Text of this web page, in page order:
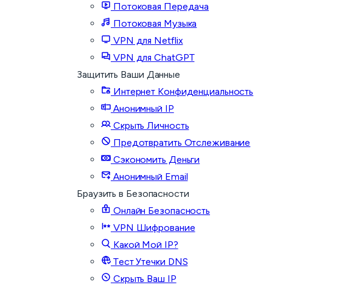
Потоковая Передача
Потоковая Музыка
VPN для Netflix
VPN для ChatGPT
Защитить Ваши Данные
Интернет Конфиденциальность
Анонимный IP
Скрыть Личность
Предотвратить Отслеживание
Сэкономить Деньги
Анонимный Email
Браузить в Безопасности
Онлайн Безопасность
VPN Шифрование
Какой Мой IP?
Тест Утечки DNS
Скрыть Ваш IP